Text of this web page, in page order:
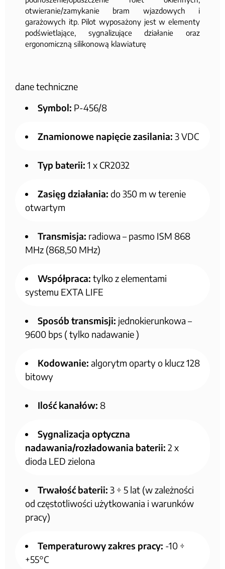
otwieranie/zamykanie bram wjazdowych i
garażowych itp. Pilot wyposażony jest w elementy
podświetlające, sygnalizujące działanie oraz
ergonomiczną silikonową klawiaturę
dane techniczne
Symbol: P-456/8
Znamionowe napięcie zasilania: 3 VDC
Typ baterii: 1 x CR2032
Zasięg działania: do 350 m w terenie
otwartym
Transmisja: radiowa – pasmo ISM 868
MHz (868,50 MHz)
Współpraca: tylko z elementami
systemu EXTA LIFE
Sposób transmisji: jednokierunkowa –
9600 bps ( tylko nadawanie )
Kodowanie: algorytm oparty o klucz 128
bitowy
Ilość kanałów: 8
Sygnalizacja optyczna
nadawania/rozładowania baterii: 2 x
dioda LED zielona
Trwałość baterii: 3 ÷ 5 lat (w zależności
od częstotliwości użytkowania i warunków
pracy)
Temperaturowy zakres pracy: -10 ÷
+55°C